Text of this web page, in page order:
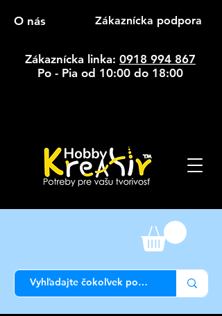
O nás Zákaznícka podpora
Zákaznícka linka: 0918 994 867
Po - Pia od 10:00 do 18:00